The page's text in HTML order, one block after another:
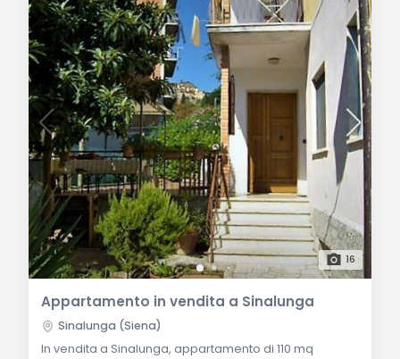
16
Appartamento in vendita a Sinalunga
Sinalunga (Siena)
In vendita a Sinalunga, appartamento di 110 mq